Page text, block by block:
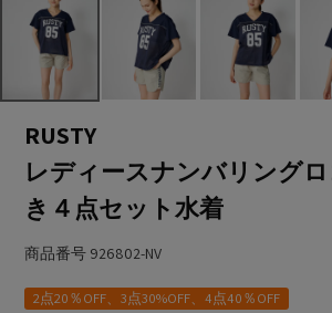
RUSTY
レディースナンバリング
き４点セット水着
商品番号 926802-NV
2点20％OFF、3点30%OFF、4点40％OFF